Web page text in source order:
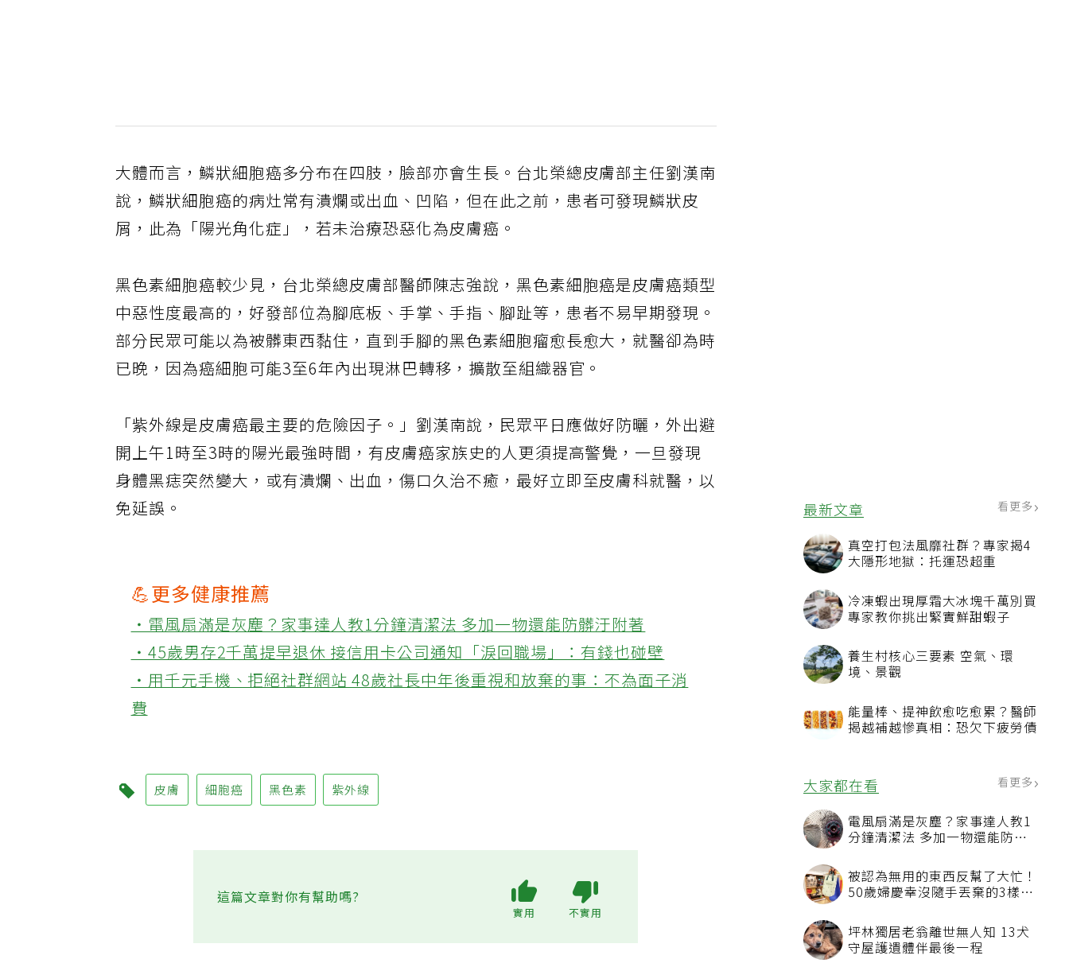
最新文章 看更多
真空打包法風靡社群？專家揭4
大隱形地獄：托運恐超重
冷凍蝦出現厚霜大冰塊千萬別買
專家教你挑出緊實鮮甜蝦子
養生村核心三要素 空氣、環
境、景觀
能量棒、提神飲愈吃愈累？醫師
揭越補越慘真相：恐欠下疲勞債
大家都在看 看更多
電風扇滿是灰塵？家事達人教1
分鐘清潔法 多加一物還能防髒
被認為無用的東西反幫了大忙！
50歲婦慶幸沒隨手丟棄的3樣物
坪林獨居老翁離世無人知 13犬
守屋護遺體伴最後一程
大體而言，鱗狀細胞癌多分布在四肢，臉部亦會生長。台北榮總皮膚部主任劉漢南
說，鱗狀細胞癌的病灶常有潰爛或出血、凹陷，但在此之前，患者可發現鱗狀皮
屑，此為「陽光角化症」，若未治療恐惡化為皮膚癌。
黑色素細胞癌較少見，台北榮總皮膚部醫師陳志強說，黑色素細胞癌是皮膚癌類型
中惡性度最高的，好發部位為腳底板、手掌、手指、腳趾等，患者不易早期發現。
部分民眾可能以為被髒東西黏住，直到手腳的黑色素細胞瘤愈長愈大，就醫卻為時
已晚，因為癌細胞可能3至6年內出現淋巴轉移，擴散至組織器官。
「紫外線是皮膚癌最主要的危險因子。」劉漢南說，民眾平日應做好防曬，外出避
開上午1時至3時的陽光最強時間，有皮膚癌家族史的人更須提高警覺，一旦發現
身體黑痣突然變大，或有潰爛、出血，傷口久治不癒，最好立即至皮膚科就醫，以
免延誤。
💪更多健康推薦
‧電風扇滿是灰塵？家事達人教1分鐘清潔法 多加一物還能防髒汙附著
‧45歲男存2千萬提早退休 接信用卡公司通知「淚回職場」：有錢也碰壁
‧用千元手機、拒絕社群網站 48歲社長中年後重視和放棄的事：不為面子消
費
皮膚 細胞癌 黑色素 紫外線
這篇文章對你有幫助嗎?
實用 不實用